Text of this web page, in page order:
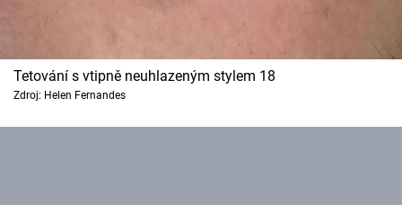
Tetování s vtipně neuhlazeným stylem 18
Zdroj: Helen Fernandes